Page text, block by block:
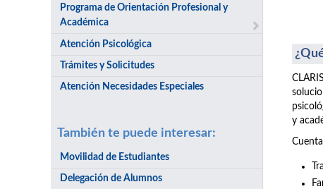
Programa de Orientación Profesional y
Académica
Atención Psicológica
Trámites y Solicitudes
Atención Necesidades Especiales
También te puede interesar:
Movilidad de Estudiantes
Delegación de Alumnos
y